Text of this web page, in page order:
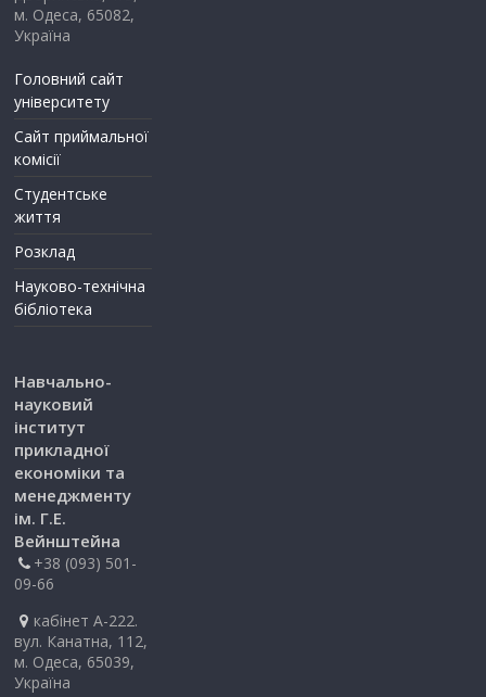
м. Одеса, 65082,
Україна
Головний сайт
університету
Сайт приймальної
комісії
Студентське
життя
Розклад
Науково-технічна
бібліотека
Навчально-
науковий
інститут
прикладної
економіки та
менеджменту
ім. Г.Е.
Вейнштейна
+38 (093) 501-
09-66
кабінет А-222.
вул. Канатна, 112,
м. Одеса, 65039,
Україна